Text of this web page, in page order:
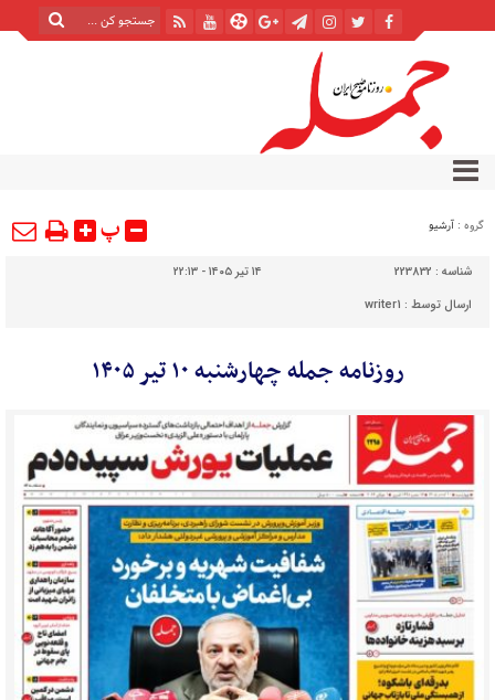
گروه : آرشیو پ
شناسه : 223832
۱۴ تیر ۱۴۰۵ - ۲۲:۱۳
ارسال توسط : writer1
روزنامه جمله چهارشنبه ۱۰ تیر ۱۴۰۵